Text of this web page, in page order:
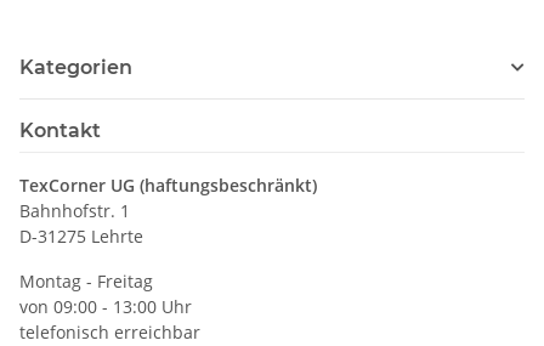
Kategorien
Kontakt
TexCorner UG (haftungsbeschränkt)
Bahnhofstr. 1
D-31275 Lehrte
Montag - Freitag
von 09:00 - 13:00 Uhr
telefonisch erreichbar